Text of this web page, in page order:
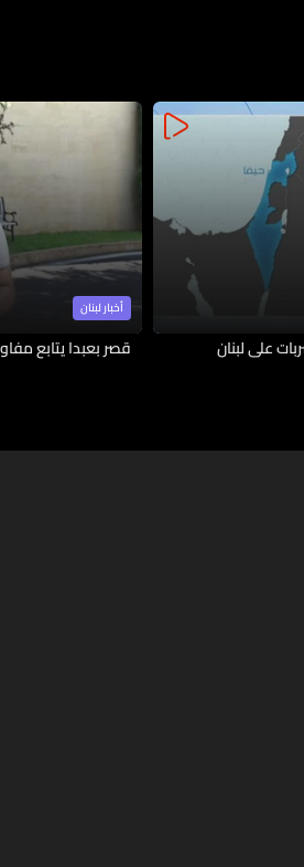
على لبنان
أخبار لبنان
قصر بعبدا يتابع